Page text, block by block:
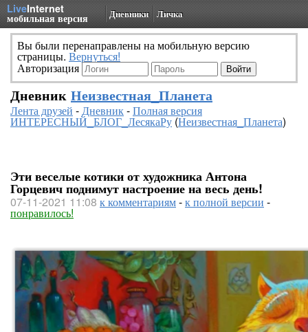
LiveInternet
мобильная версия Дневники Личка
Вы были перенаправлены на мобильную версию
страницы. Вернуться!
Авторизация
Дневник Неизвестная_Планета
Лента друзей -Дневник-Полная версия
ИНТЕРЕСНЫЙ_БЛОГ_ЛесякаРу(Неизвестная_Планета)
Эти веселые котики от художника Антона
Горцевич поднимут настроение на весь день!
07-11-2021 11:08 к комментариям-к полной версии -
понравилось!